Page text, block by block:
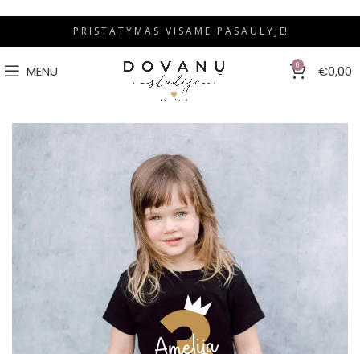
P R I S T A T Y M A S V I S A M E P A S A U L Y J E!
MENU 0 €0,00